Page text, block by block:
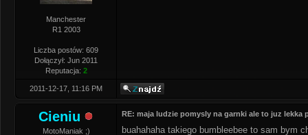
Manchester
R1 2003
Liczba postów: 609
Dołączył: Jun 2011
Reputacja: 2
2011-12-17, 11:16 PM
Cieniu
MotoManiak ;)
RE: maja ludzie pomysly na garnki ale to juz lekka
buahahaha takiego bumbleebee to sam bym